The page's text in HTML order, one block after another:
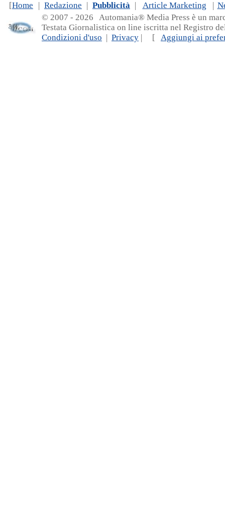
[Home | Redazione | Pubblicità | Article Marketing |
© 2007 - 2026 Automania® Media Press è un
Testata Giornalistica on line iscritta nel Registro
Condizioni d'uso | Privacy | [ Aggiungi ai